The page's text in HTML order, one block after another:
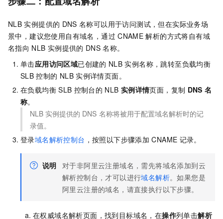
NLB 实例提供的 DNS 名称可以用于访问测试，但在实际业务场
景中，建议您使用自有域名，通过 CNAME 解析的方式将自有域
名指向 NLB 实例提供的 DNS 名称。
单击应用访问区域已创建的 NLB 实例名称，跳转至负载均衡
SLB 控制的 NLB 实例详情页面。
在负载均衡 SLB 控制台的 NLB 实例详情页面，复制 DNS 名
称。
NLB 实例提供的 DNS 名称将被用于配置域名解析时的记
录值。
登录域名解析控制台 ，按照以下步骤添加 CNAME 记录。
说明 对于非阿里云注册域名，需先将域名添加到云
解析控制台，才可以进行域名解析。如果您是
阿里云注册的域名，请直接执行以下步骤。
在权威域名解析页面，找到目标域名，在操作列单击解析